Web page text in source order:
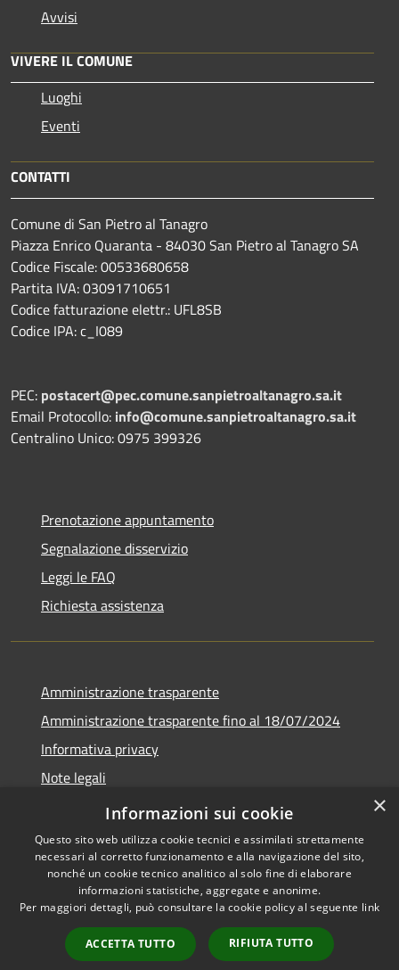
Avvisi
VIVERE IL COMUNE
Luoghi
Eventi
CONTATTI
Comune di San Pietro al Tanagro
Piazza Enrico Quaranta - 84030 San Pietro al Tanagro SA
Codice Fiscale: 00533680658
Partita IVA: 03091710651
Codice fatturazione elettr.: UFL8SB
Codice IPA: c_I089
PEC: postacert@pec.comune.sanpietroaltanagro.sa.it
Email Protocollo: info@comune.sanpietroaltanagro.sa.it
Centralino Unico: 0975 399326
Prenotazione appuntamento
Segnalazione disservizio
Leggi le FAQ
Richiesta assistenza
Amministrazione trasparente
Amministrazione trasparente fino al 18/07/2024
Informativa privacy
Note legali
Dichiarazione di accessibilità
Accessibilità
Copyright © 2026 • Comune di
San Pietro al Tanagro •
Powered byMunicipium
Accesso redazione
×
Informazioni sui cookie
Questo sito web utilizza cookie tecnici e assimilati strettamente
necessari al corretto funzionamento e alla navigazione del sito,
nonché un cookie tecnico analitico al solo fine di elaborare
informazioni statistiche, aggregate e anonime.
Per maggiori dettagli, può consultare la cookie policy al seguente link
ACCETTA TUTTO RIFIUTA TUTTO